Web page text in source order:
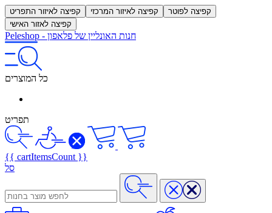
קפיצה לאיזור התפריט קפיצה לאיזור המרכזי
קפיצה לפוטר
קפיצה לאזור האישי
Peleshop - חנות האונליין של פלאפון
כל המוצרים
תפריט
{{ cartItemsCount }}
סל